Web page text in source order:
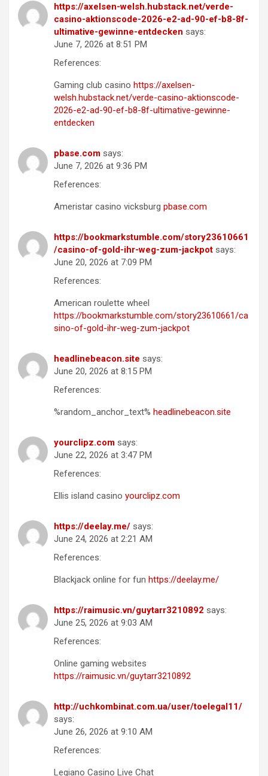
https://axelsen-welsh.hubstack.net/verde-
casino-aktionscode-2026-e2-ad-90-ef-b8-8f-
ultimative-gewinne-entdecken says:
June 7, 2026 at 8:51 PM
References:
Gaming club casino https://axelsen-
welsh.hubstack.net/verde-casino-aktionscode-
2026-e2-ad-90-ef-b8-8f-ultimative-gewinne-
entdecken
pbase.com says:
June 7, 2026 at 9:36 PM
References:
Ameristar casino vicksburg pbase.com
https://bookmarkstumble.com/story23610661
/casino-of-gold-ihr-weg-zum-jackpot says:
June 20, 2026 at 7:09 PM
References:
American roulette wheel
https://bookmarkstumble.com/story23610661/ca
sino-of-gold-ihr-weg-zum-jackpot
headlinebeacon.site says:
June 20, 2026 at 8:15 PM
References:
%random_anchor_text% headlinebeacon.site
yourclipz.com says:
June 22, 2026 at 3:47 PM
References:
Ellis island casino yourclipz.com
https://deelay.me/ says:
June 24, 2026 at 2:21 AM
References:
Blackjack online for fun https://deelay.me/
https://raimusic.vn/guytarr3210892 says:
June 25, 2026 at 9:03 AM
References:
Online gaming websites
https://raimusic.vn/guytarr3210892
http://uchkombinat.com.ua/user/toelegal11/
says:
June 26, 2026 at 9:10 AM
References:
Legiano Casino Live Chat